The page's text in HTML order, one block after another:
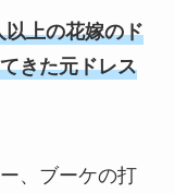
以上の花嫁のド
きた元ドレス
、ブーケの打